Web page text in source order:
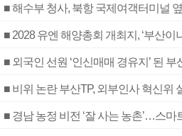
■ 해수부 청사, 북항 국제여객터미널
■ 2028 유엔 해양총회 개최지, ‘부산이
■ 외국인 선원 ‘인신매매 경유지’ 된
■ 비위 논란 부산TP, 외부인사 혁신위
■ 경남 농정 비전 ‘잘 사는 농촌’…스